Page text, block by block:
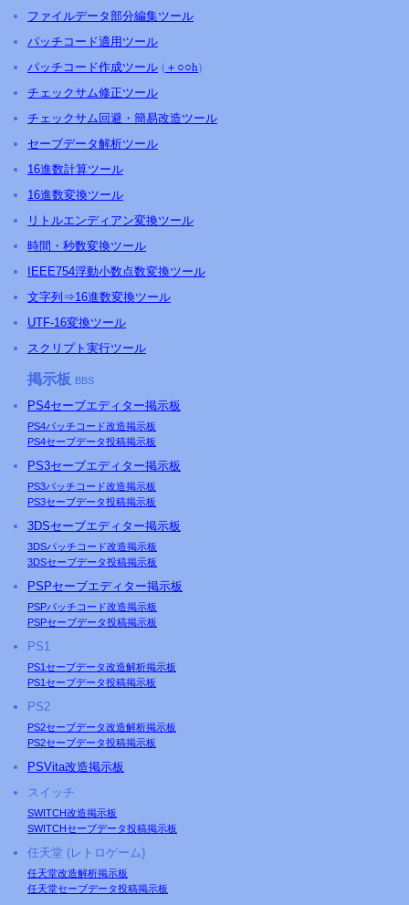
ファイルデータ部分編集ツール
パッチコード適用ツール
パッチコード作成ツール ( ＋○○h)
チェックサム修正ツール
チェックサム回避・簡易改造ツール
セーブデータ解析ツール
16進数計算ツール
16進数変換ツール
リトルエンディアン変換ツール
時間・秒数変換ツール
IEEE754浮動小数点数変換ツール
文字列⇒16進数変換ツール
UTF-16変換ツール
スクリプト実行ツール
掲示板 BBS
PS4セーブエディター掲示板
PS4パッチコード改造掲示板
PS4セーブデータ投稿掲示板
PS3セーブエディター掲示板
PS3パッチコード改造掲示板
PS3セーブデータ投稿掲示板
3DSセーブエディター掲示板
3DSパッチコード改造掲示板
3DSセーブデータ投稿掲示板
PSPセーブエディター掲示板
PSPパッチコード改造掲示板
PSPセーブデータ投稿掲示板
PS1
PS1セーブデータ改造解析掲示板
PS1セーブデータ投稿掲示板
PS2
PS2セーブデータ改造解析掲示板
PS2セーブデータ投稿掲示板
PSVita改造掲示板
スイッチ
SWITCH改造掲示板
SWITCHセーブデータ投稿掲示板
任天堂 (レトロゲーム)
任天堂改造解析掲示板
任天堂セーブデータ投稿掲示板